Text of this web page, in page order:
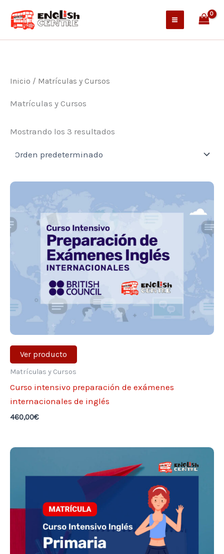
Inicio / Matrículas y Cursos
Matrículas y Cursos
Mostrando los 3 resultados
Ver producto
Matrículas y Cursos
Curso intensivo preparación de exámenes
internacionales de inglés
460,00€